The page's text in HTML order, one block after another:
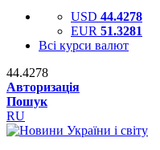
USD 44.4278
EUR 51.3281
Всі курси валют
44.4278
Авторизація
Пошук
RU